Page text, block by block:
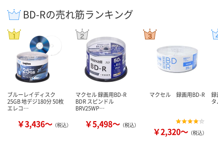
BD-Rの売れ筋ランキング
ブルーレイディスク
25GB 地デジ180分 50枚
エレコ…
￥3,436～ （税込）
マクセル 録画用BD-R
BDR スピンドル
BRV25WP…
￥5,498～ （税込）
マクセル 録画用BD-R
￥2,320～ （税込）